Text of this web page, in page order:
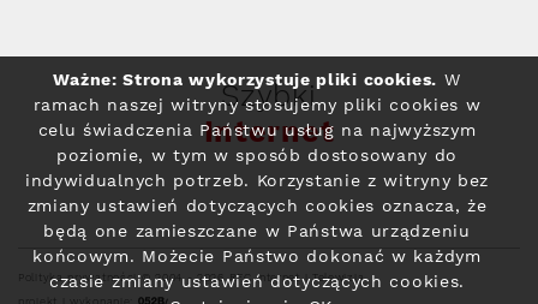
Szybki
Internet
Polityka prywatności© 2004 - 2026 RFC Internet i Telewizja
Ważne: Strona wykorzystuje pliki cookies. W
ramach naszej witryny stosujemy pliki cookies w
celu świadczenia Państwu usług na najwyższym
poziomie, w tym w sposób dostosowany do
indywidualnych potrzeb. Korzystanie z witryny bez
zmiany ustawień dotyczących cookies oznacza, że
będą one zamieszczane w Państwa urządzeniu
końcowym. Możecie Państwo dokonać w każdym
czasie zmiany ustawień dotyczących cookies.